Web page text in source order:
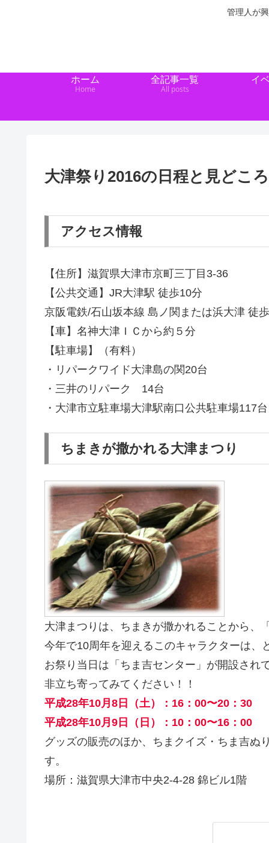
管理人が
ホーム
Home
全記事一覧
All posts
イ
大津祭り2016の日程と見どこ
アクセス情報
【住所】滋賀県大津市京町三丁目3-36
【公共交通】JR大津駅 徒歩10分
京阪電鉄/石山坂本線 島ノ関または浜大津 徒
【車】名神大津ＩＣから約５分
【駐車場】（有料）
・リパークワイド大津島の関20台
・三井のリパーク 14台
・大津市立駐車場大津駅南口公共駐車場117台
ちまきが撒かれる大津まつり
大津まつりは、ちまきが撒かれることから、
今年で10周年を迎えるこのキャラクターは、
お祭り当日は「ちま吉センター」が開設され
非立ち寄ってみてください！！
平成28年10月8日（土）：16：00〜20：30
平成28年10月9日（日）：10：00〜16：00
グッズの販売のほか、ちまクイズ・ちま吉ぬ
す。
場所：滋賀県大津市中央2-4-28 錦ビル1階